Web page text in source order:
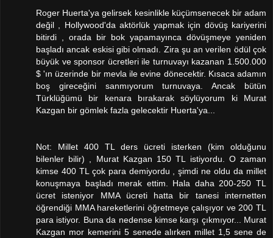
Roger Huerta'ya gelirsek kesinlikle küçümsenecek bir adam
değil , Hollywood'da aktörlük yapmak için dövüş kariyerini
bitirdi , orada bir bok yapamayınca dövüşmeye yeniden
başladı ancak eskisi gibi olmadı. Zira şu an verilen ödül çok
büyük ve sponsor ücretleri ile turnuvayı kazanan 1.500.000
$ 'ın üzerinde bir mevla ile evine dönecektir. Kısaca adamın
boş gireceğini sanmıyorum turnuvaya. Ancak bütün
Türklüğümü bir kenara bırakarak söylüyorum ki Murat
Kazgan bir gömlek fazla gelecektir Huerta'ya...
Not: Millet 400 TL ders ücreti isterken (kim olduğunu
bilenler bilir) , Murat Kazgan 150 TL istiyordu. O zaman
kimse 400 TL çok para demiyordu , şimdi ne oldu da millet
konuşmaya başladı merak ettim. Hala daha 200-250 TL
ücret isteniyor MMA ücreti hatta bir tanesi internetten
öğrendiği MMA hareketlerini öğretmeye çalışıyor ve 200 TL
para istiyor. Buna da nedense kimse karşı çıkmıyor... Murat
Kazgan mor kemerini 5 senede alırken millet 1,5 sene de